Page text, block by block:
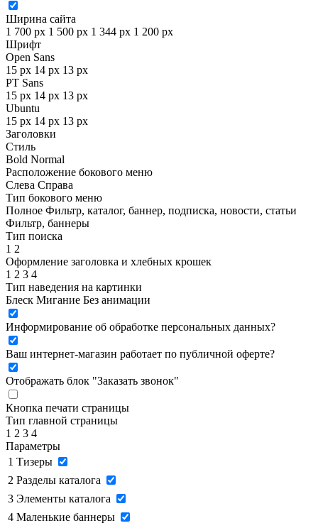
Ширина сайта
1 700 px 1 500 px 1 344 px 1 200 px
Шрифт
Open Sans
15 px 14 px 13 px
PT Sans
15 px 14 px 13 px
Ubuntu
15 px 14 px 13 px
Заголовки
Стиль
Bold Normal
Расположение бокового меню
Слева Справа
Тип бокового меню
Полное Фильтр, каталог, баннер, подписка, новости, статьи
Фильтр, баннеры
Тип поиска
1 2
Оформление заголовка и хлебных крошек
1 2 3 4
Тип наведения на картинки
Блеск Мигание Без анимации
Информирование об обработке персональных данных?
Ваш интернет-магазин работает по публичной оферте?
Отображать блок "Заказать звонок"
Кнопка печати страницы
Тип главной страницы
1 2 3 4
Параметры
1 Тизеры
2 Разделы каталога
3 Элементы каталога
4 Маленькие баннеры